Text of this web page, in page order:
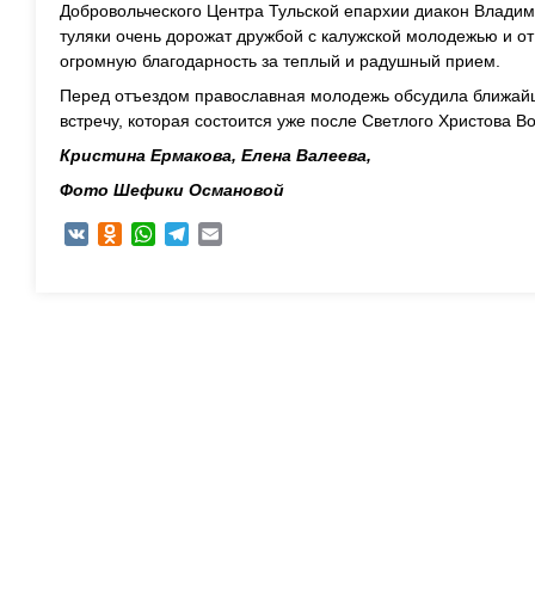
Добровольческого Центра Тульской епархии диакон
туляки очень дорожат дружбой с калужской молодежью и
огромную благодарность за теплый и радушный прием.
Перед отъездом православная молодежь обсудила
встречу, которая состоится уже после Светлого Христова
Кристина Ермакова, Елена Валеева,
Фото Шефики Османовой
VK Odnoklassniki
WhatsAppTelegram